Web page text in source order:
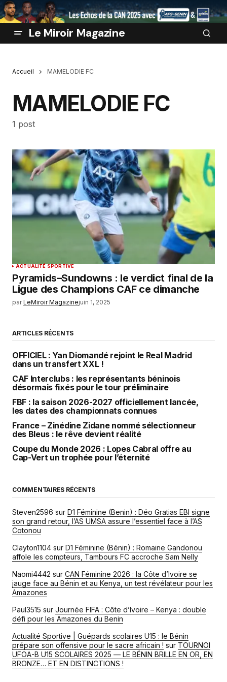
Le Miroir Magazine
Accueil MAMELODIE FC
MAMELODIE FC
1 post
ACTUALITÉ SPORTIVE
Pyramids–Sundowns : le verdict final de la
Ligue des Champions CAF ce dimanche
par LeMiroir Magazinejuin 1, 2025
ARTICLES RÉCENTS
OFFICIEL : Yan Diomandé rejoint le Real Madrid
dans un transfert XXL !
CAF Interclubs : les représentants béninois
désormais fixés pour le tour préliminaire
FBF : la saison 2026-2027 officiellement lancée,
les dates des championnats connues
France – Zinédine Zidane nommé sélectionneur
des Bleus : le rêve devient réalité
Coupe du Monde 2026 : Lopes Cabral offre au
Cap-Vert un trophée pour l’éternité
COMMENTAIRES RÉCENTS
Steven2596 sur D1 Féminine (Benin) : Déo Gratias EBI signe
son grand retour, l’AS UMSA assure l’essentiel face à l’AS
Cotonou
Clayton1104 sur D1 Féminine (Bénin) : Romaine Gandonou
affole les compteurs, Tambours FC accroche Sam Nelly
Naomi4442 sur CAN Féminine 2026 : la Côte d’Ivoire se
jauge face au Bénin et au Kenya, un test révélateur pour les
Amazones
Paul3515 sur Journée FIFA : Côte d’Ivoire – Kenya : double
défi pour les Amazones du Benin
Actualité Sportive | Guépards scolaires U15 : le Bénin
prépare son offensive pour le sacre africain ! sur TOURNOI
UFOA-B U15 SCOLAIRES 2025 — LE BÉNIN BRILLE EN OR, EN
BRONZE… ET EN DISTINCTIONS !